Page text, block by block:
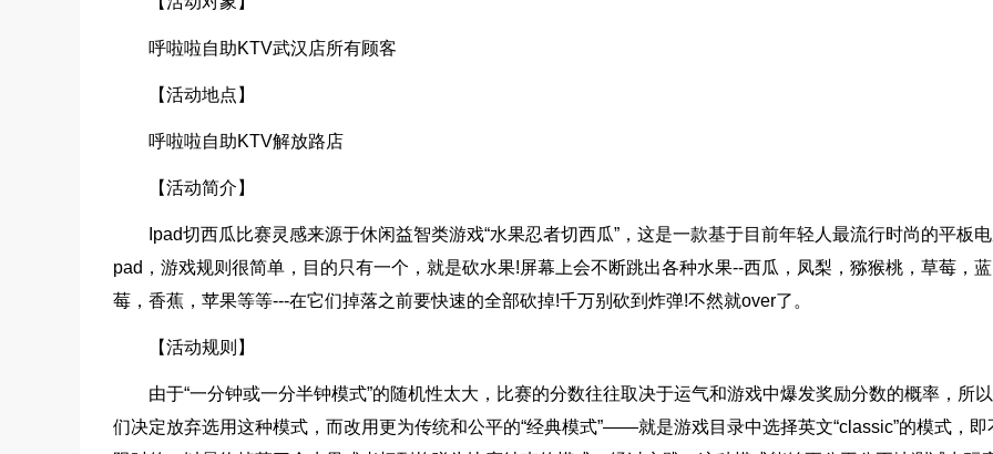
呼啦啦自助KTV武汉店所有顾客
【活动地点】
呼啦啦自助KTV解放路店
【活动简介】
Ipad切西瓜比赛灵感来源于休闲益智类游戏“水果忍者切西瓜”，这是一款基于目前年轻人最流行时尚的平板
pad，游戏规则很简单，目的只有一个，就是砍水果!屏幕上会不断跳出各种水果--西瓜，凤梨，猕猴桃，草莓，蓝
莓，香蕉，苹果等等---在它们掉落之前要快速的全部砍掉!千万别砍到炸弹!不然就over了。
【活动规则】
由于“一分钟或一分半钟模式”的随机性太大，比赛的分数往往取决于运气和游戏中爆发奖励分数的概率，所
们决定放弃选用这种模式，而改用更为传统和公平的“经典模式”——就是游戏目录中选择英文“classic”的模式，即